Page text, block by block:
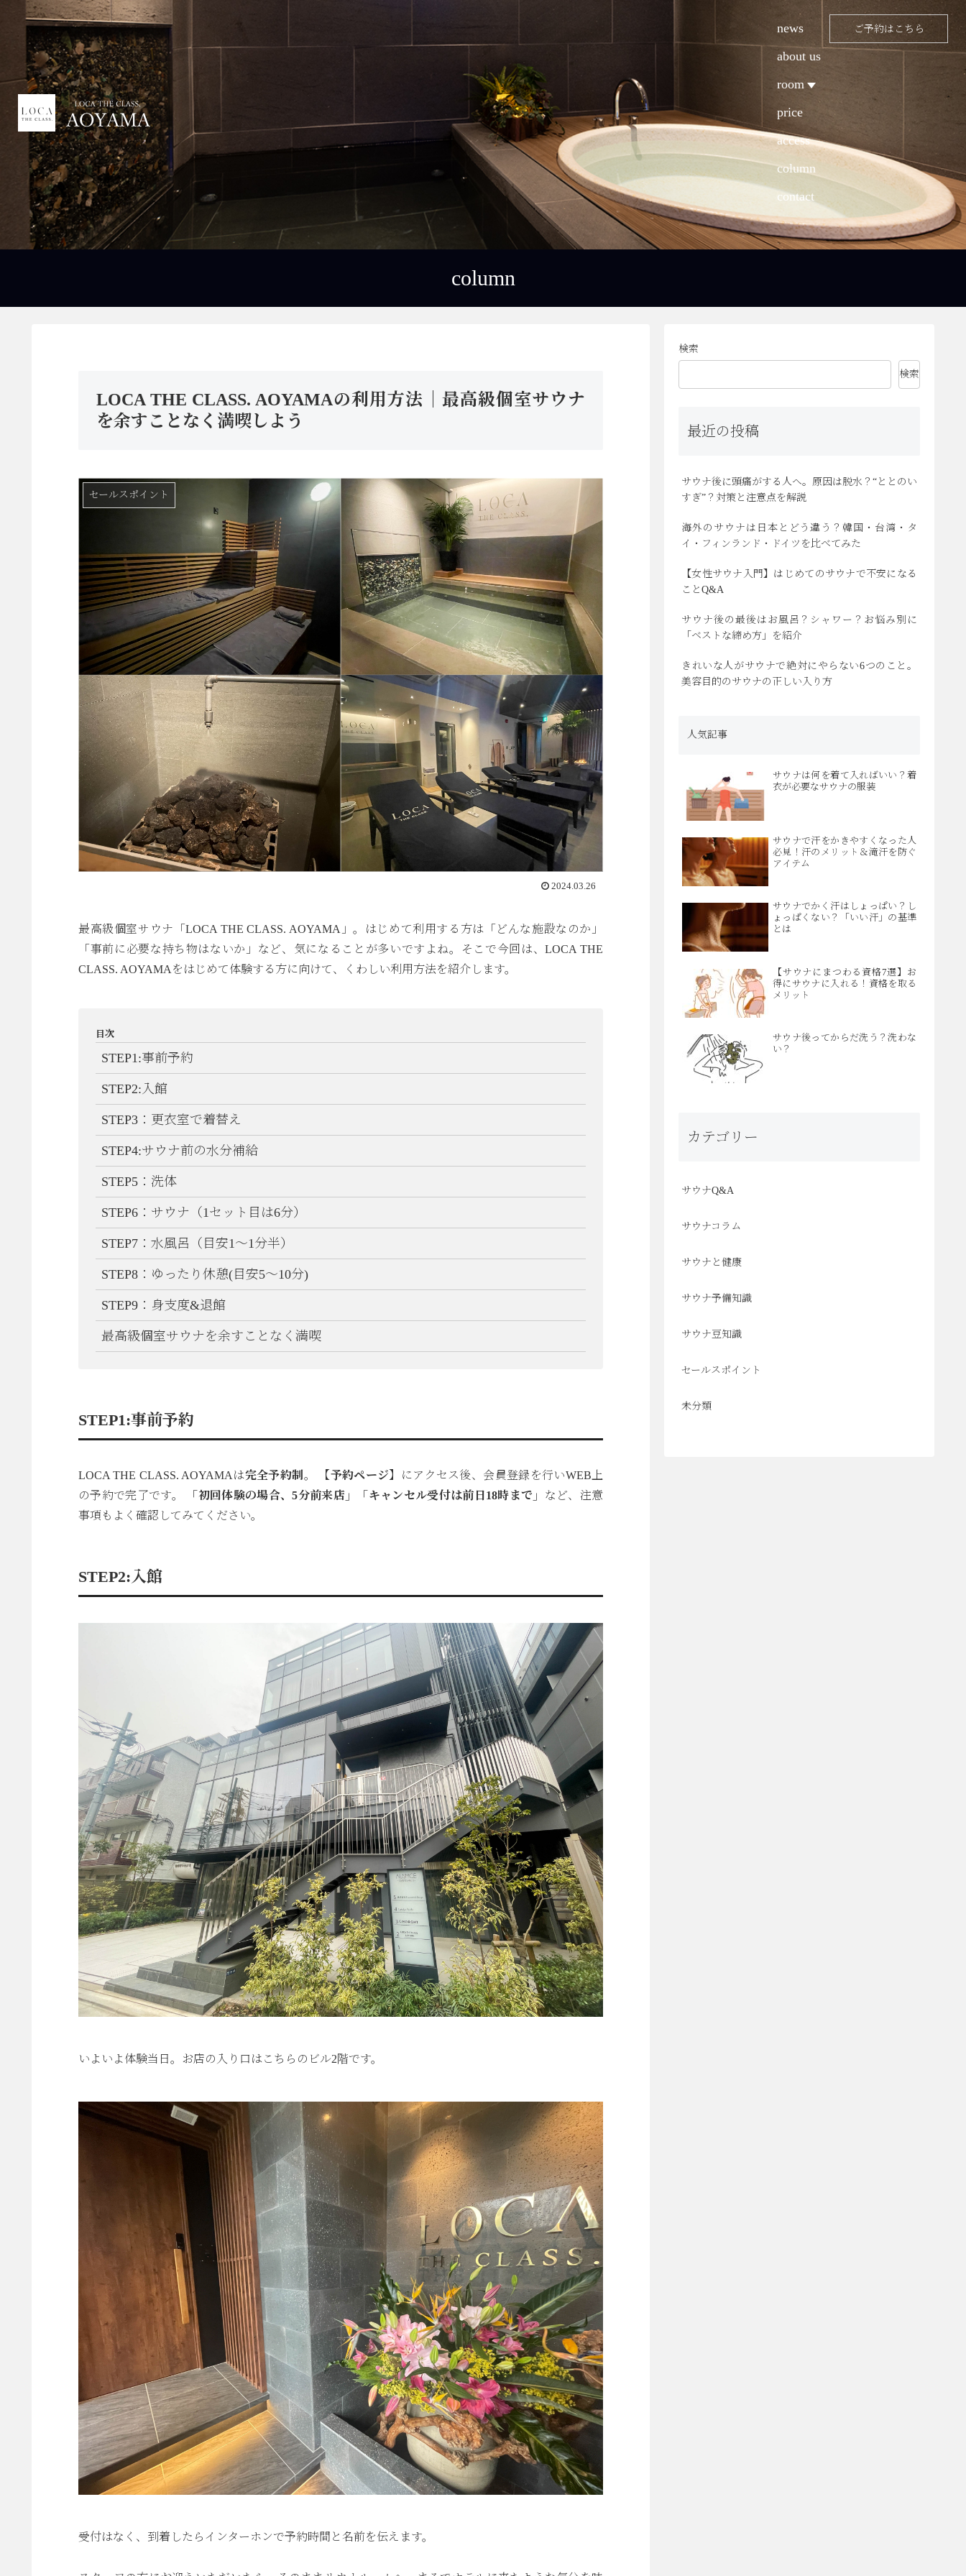
news
about us
room
price
access
column
contact
ご予約はこちら
column
LOCA THE CLASS. AOYAMAの利用方法｜最高級個室サウナ
を余すことなく満喫しよう
セールスポイント
2024.03.26
最高級個室サウナ「LOCA THE CLASS. AOYAMA」。はじめて利用する方は「どんな施設なのか」
「事前に必要な持ち物はないか」など、気になることが多いですよね。そこで今回は、LOCA THE
CLASS. AOYAMAをはじめて体験する方に向けて、くわしい利用方法を紹介します。
目次
STEP1:事前予約
STEP2:入館
STEP3：更衣室で着替え
STEP4:サウナ前の水分補給
STEP5：洗体
STEP6：サウナ（1セット目は6分）
STEP7：水風呂（目安1〜1分半）
STEP8：ゆったり休憩(目安5〜10分)
STEP9：身支度&退館
最高級個室サウナを余すことなく満喫
STEP1:事前予約
LOCA THE CLASS. AOYAMAは完全予約制 。 【予約ページ】
にアクセス後、会員登録を行いWEB上
の予約で完了です。
「初回体験の場合、5分前来店」「キャンセル受付は前日18時まで」 など、注意
事項もよく確認してみてください。
STEP2:入館
いよいよ体験当日。お店の入り口はこちらのビル2階です。
受付はなく、到着したらインターホンで予約時間と名前を伝えます。
検索
検索
最近の投稿
サウナ後に頭痛がする人へ。原因は脱水？“ととのい
すぎ”？対策と注意点を解説
海外のサウナは日本とどう違う？韓国・台湾・タ
イ・フィンランド・ドイツを比べてみた
【女性サウナ入門】はじめてのサウナで不安になる
ことQ&A
サウナ後の最後はお風呂？シャワー？お悩み別に
「ベストな締め方」を紹介
きれいな人がサウナで絶対にやらない6つのこと。
美容目的のサウナの正しい入り方
人気記事
サウナは何を着て入ればいい？着
衣が必要なサウナの服装
サウナで汗をかきやすくなった人
必見！汗のメリット＆滝汗を防ぐ
アイテム
サウナでかく汗はしょっぱい？し
ょっぱくない？「いい汗」の基準
とは
【サウナにまつわる資格7選】お
得にサウナに入れる！資格を取る
メリット
サウナ後ってからだ洗う？洗わな
い？
カテゴリー
サウナQ&A
サウナコラム
サウナと健康
サウナ予備知識
サウナ豆知識
セールスポイント
未分類